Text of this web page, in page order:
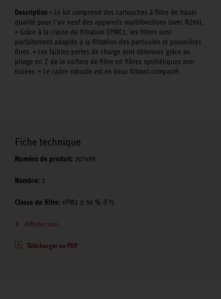
Description • Le kit comprend des cartouches à filtre de haute
qualité pour l’air neuf des appareils multifonctions (avec R290).
• Grâce à la classe de filtration EPMC1, les filtres sont
parfaitement adaptés à la filtration des particules et poussières
fines. • Les faibles pertes de charge sont obtenues grâce au
pliage en Z de la surface de filtre en fibres synthétiques non
tissées. • Le cadre robuste est en tissu filtrant compacté.
Fiche technique
Numéro de produit: 207499
Nombre: 2
Classe de filtre: ePM1 ≥ 50 % (F7)
Afficher tous
Télécharger en PDF